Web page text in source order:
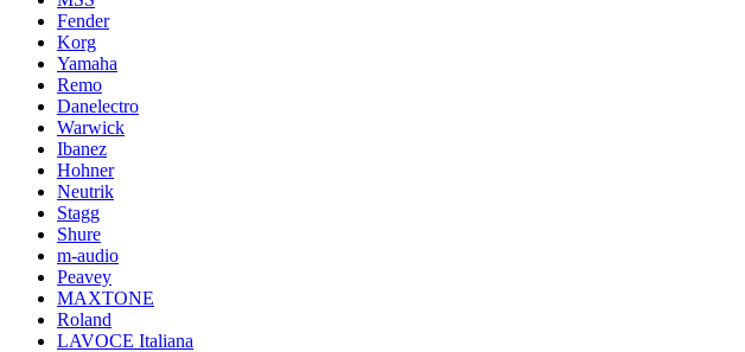
Fender
Korg
Yamaha
Remo
Danelectro
Warwick
Ibanez
Hohner
Neutrik
Stagg
Shure
m-audio
Peavey
MAXTONE
Roland
LAVOCE Italiana